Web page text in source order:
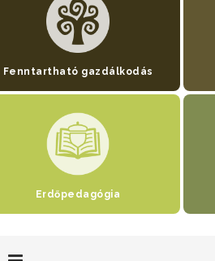
Fenntartható gazdálkodás
Erdőpedagógia